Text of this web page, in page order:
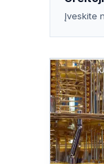
Įveskite